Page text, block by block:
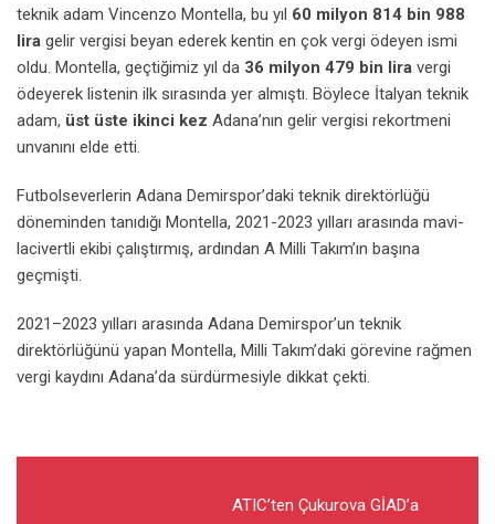
teknik adam Vincenzo Montella, bu yıl 60 milyon 814 bin 988
lira gelir vergisi beyan ederek kentin en çok vergi ödeyen ismi
oldu. Montella, geçtiğimiz yıl da 36 milyon 479 bin lira vergi
ödeyerek listenin ilk sırasında yer almıştı. Böylece İtalyan teknik
adam, üst üste ikinci kez Adana’nın gelir vergisi rekortmeni
unvanını elde etti.
Futbolseverlerin Adana Demirspor’daki teknik direktörlüğü
döneminden tanıdığı Montella, 2021-2023 yılları arasında mavi-
lacivertli ekibi çalıştırmış, ardından A Milli Takım’ın başına
geçmişti.
2021–2023 yılları arasında Adana Demirspor’un teknik
direktörlüğünü yapan Montella, Milli Takım’daki görevine rağmen
vergi kaydını Adana’da sürdürmesiyle dikkat çekti.
ATIC’ten Çukurova GİAD’a